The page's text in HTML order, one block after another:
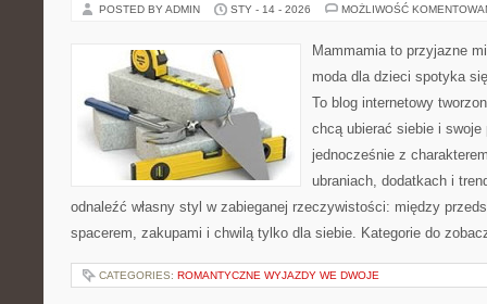
POSTED BY ADMIN STY - 14 - 2026 MOŻLIWOŚĆ
Mammamia to przyjazne
moda dla dzieci spotyka
To blog internetowy
chcą ubierać siebie i
jednocześnie z
ubraniach, dodatkach i
odnaleźć własny styl w zabieganej rzeczywistości: między
spacerem, zakupami i chwilą tylko dla siebie. Kategorie do
CATEGORIES: ROMANTYCZNE WYJAZDY WE DWOJE